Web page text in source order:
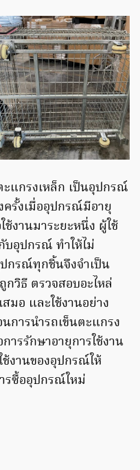
แกรงเหล็ก เป็นอุปกรณ์
รั้งเมื่ออุปกรณ์มีอายุ
ช้งานมาระยะหนึ่ง ผู้ใช้
อุปกรณ์ ทำให้ไม่
ปกรณ์ทุกชิ้นจึงจำเป็น
วิธี ตรวจสอบอะไหล่
มอ และใช้งานอย่าง
การนำรถเข็นตะแกรง
ารรักษาอายุการใช้งาน
งานของอุปกรณ์ให้
รซื้ออุปกรณ์ใหม่